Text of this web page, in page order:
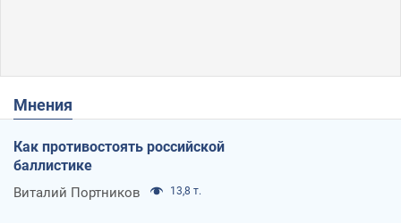
Мнения
Как противостоять российской
баллистике
Виталий Портников 13,8 т.